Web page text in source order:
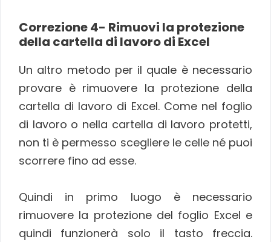
Correzione 4- Rimuovi la protezione
della cartella di lavoro di Excel
Un altro metodo per il quale è necessario
provare è rimuovere la protezione della
cartella di lavoro di Excel. Come nel foglio
di lavoro o nella cartella di lavoro protetti,
non ti è permesso scegliere le celle né puoi
scorrere fino ad esse.
Quindi in primo luogo è necessario
rimuovere la protezione del foglio Excel e
quindi funzionerà solo il tasto freccia.